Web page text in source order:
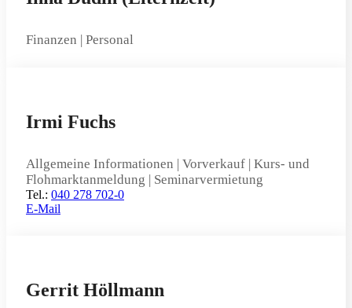
Finanzen | Personal
Irmi Fuchs
Allgemeine Informationen | Vorverkauf | Kurs- und
Flohmarktanmeldung | Seminarvermietung
Tel.: 040 278 702-0
E-Mail
Gerrit Höllmann